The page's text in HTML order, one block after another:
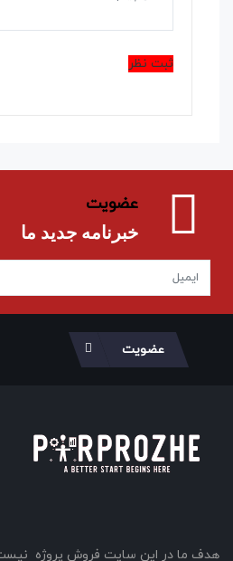
ثبت نظر
عضویت
خبرنامه جدید ما
عضویت
هدف ما در این سایت فروش پروژه